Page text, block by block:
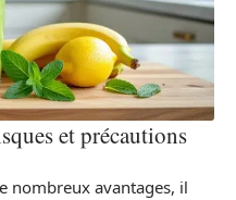
et précautions
nombreux avantages, il